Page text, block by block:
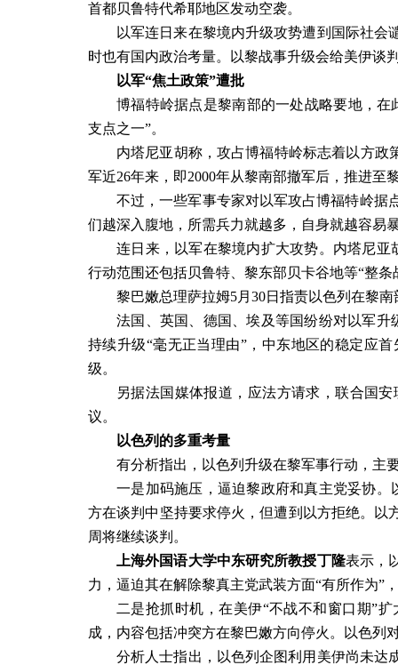
首都贝鲁特代希耶地区发动空袭。
以军连日来在黎境内升级攻势遭到国际社
时也有国内政治考量。以黎战事升级会给美伊谈
以军“焦土政策”遭批
博福特岭据点是黎南部的一处战略要地，
支点之一”。
内塔尼亚胡称，攻占博福特岭标志着以方政
军近26年来，即2000年从黎南部撤军后，推进至
不过，一些军事专家对以军攻占博福特岭据
们越深入腹地，所需兵力就越多，自身就越容易
连日来，以军在黎境内扩大攻势。内塔尼亚
行动范围还包括贝鲁特、黎东部贝卡谷地等“整条
黎巴嫩总理萨拉姆5月 30日指责以色列在黎南
法国、英国、德国、埃及等国纷纷对以军
持续升级“毫无正当理由”，中东地区的稳定应
级。
另据法国媒体报道，应法方请求，联合国
议。
以色列的多重考量
有分析指出，以色列升级在黎军事行动，主
一是加码施压，逼迫黎政府和真主党妥协。
方在谈判中坚持要求停火，但遭到以方拒绝。
周将继续谈判。
上海外国语大学中东研究所教授丁隆表示，
力，逼迫其在解除黎真主党武装方面“有所作为”
二是抢抓时机，在美伊“不战不和窗口期”
成，内容包括冲突方在黎巴嫩方向停火。以色列
分析人士指出，以色列企图利用美伊尚未达